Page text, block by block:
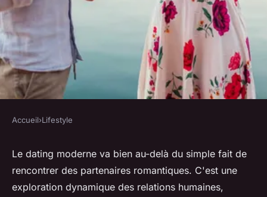
LIFESTYLE
Comprendre le Dating et son
importance
Accueil›Lifestyle
Le dating moderne va bien au-delà du simple fait de
rencontrer des partenaires romantiques. C'est une
exploration dynamique des relations humaines,